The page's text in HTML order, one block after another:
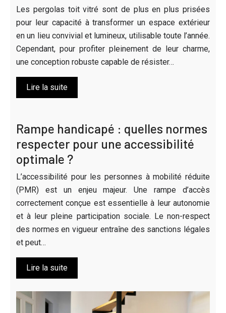
Les pergolas toit vitré sont de plus en plus prisées
pour leur capacité à transformer un espace extérieur
en un lieu convivial et lumineux, utilisable toute l’année.
Cependant, pour profiter pleinement de leur charme,
une conception robuste capable de résister…
Lire la suite
Rampe handicapé : quelles normes
respecter pour une accessibilité
optimale ?
L’accessibilité pour les personnes à mobilité réduite
(PMR) est un enjeu majeur. Une rampe d’accès
correctement conçue est essentielle à leur autonomie
et à leur pleine participation sociale. Le non-respect
des normes en vigueur entraîne des sanctions légales
et peut…
Lire la suite